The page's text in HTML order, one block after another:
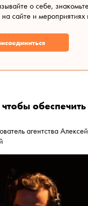
о себе,
сайте и мероприятиях
агентства